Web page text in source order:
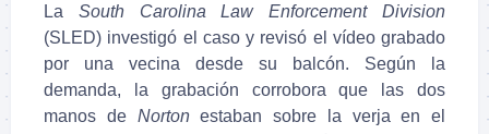
La South Carolina Law Enforcement Division
(SLED) investigó el caso y revisó el vídeo grabado
por una vecina desde su balcón. Según la
demanda, la grabación corrobora que las dos
manos de Nortonestaban sobre la verja en el